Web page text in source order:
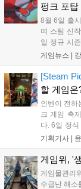
펑크 포
8월 6일 출
며 스팀 신
일 정규 시
기록했습니
'마블 투혼:
리'도 스팀에
게임뉴스 |
[Steam
할 게임은
인벤이 전하
크 게임 축
다. 6일 정식
세어 코브'
다. 유비소
데이트 '라
기획기사 |
게임위, '
게임물관리
수급난 해소